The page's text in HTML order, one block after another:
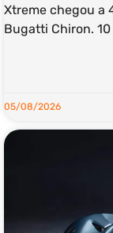
Xtreme chegou a
Bugatti Chiron.
05/08/2026